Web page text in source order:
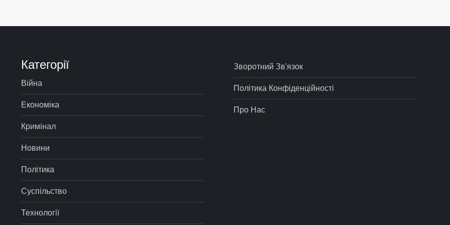
Категорії
Війна
Економіка
Кримінал
Новини
Політика
Суспільство
Технології
Зворотний Зв'язок
Політика Конфіденційності
Про Нас